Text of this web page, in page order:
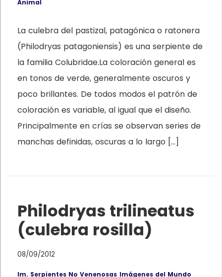
Animal
La culebra del pastizal, patagónica o ratonera
(Philodryas patagoniensis) es una serpiente de
la familia Colubridae.La coloración general es
en tonos de verde, generalmente oscuros y
poco brillantes. De todos modos el patrón de
coloración es variable, al igual que el diseño.
Principalmente en crías se observan series de
manchas definidas, oscuras a lo largo […]
Philodryas trilineatus
(culebra rosilla)
08/09/2012
Im. Serpientes No Venenosas Imágenes del Mundo